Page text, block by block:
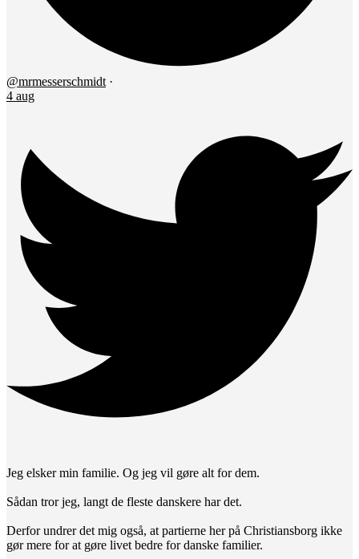
@mrmesserschmidt ·
4 aug
Jeg elsker min familie. Og jeg vil gøre alt for dem.
Sådan tror jeg, langt de fleste danskere har det.
Derfor undrer det mig også, at partierne her på Christiansborg ikke
gør mere for at gøre livet bedre for danske familier.